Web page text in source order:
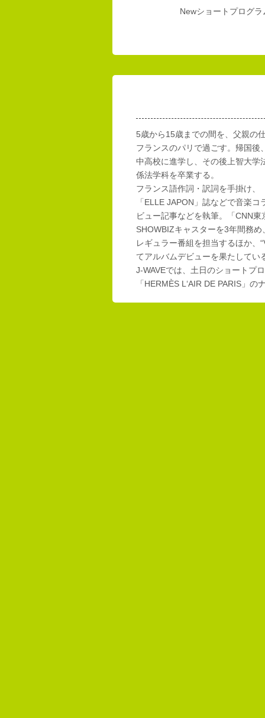
Newショートプログ
5歳から15歳までの間を、父親の
フランスのパリで過ごす。帰国後
中高校に進学し、その後上智大学
係法学科を卒業する。
フランス語作詞・訳詞を手掛け、
「ELLE JAPON」誌などで音楽コ
ビュー記事などを執筆。「CNN東
SHOWBIZキャスターを3年間務め
レギュラー番組を担当するほか、
てアルバムデビューを果たしてい
J-WAVEでは、土日のショートプ
「HERMÈS L‘AIR DE PARIS」